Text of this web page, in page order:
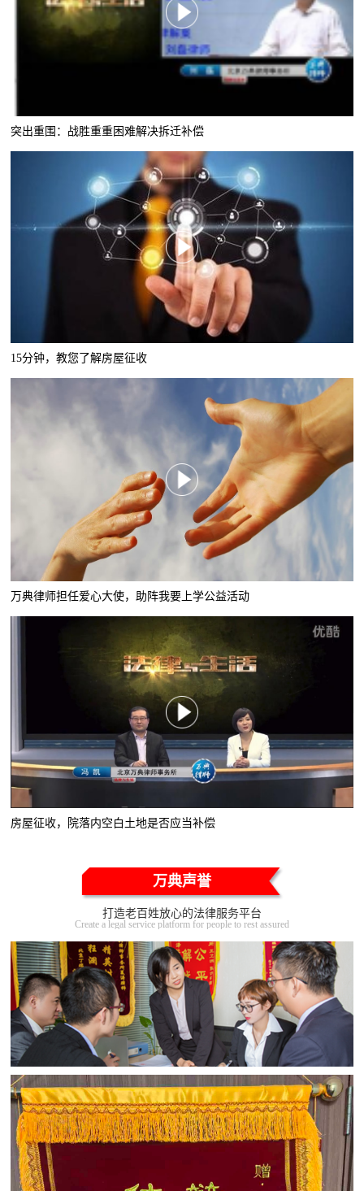
突出重围：战胜重重困难解决拆迁补偿
15分钟，教您了解房屋征收
万典律师担任爱心大使，助阵我要上学公益活动
房屋征收，院落内空白土地是否应当补偿
万典声誉
打造老百姓放心的法律服务平台
Create a legal service platform for people to rest assured